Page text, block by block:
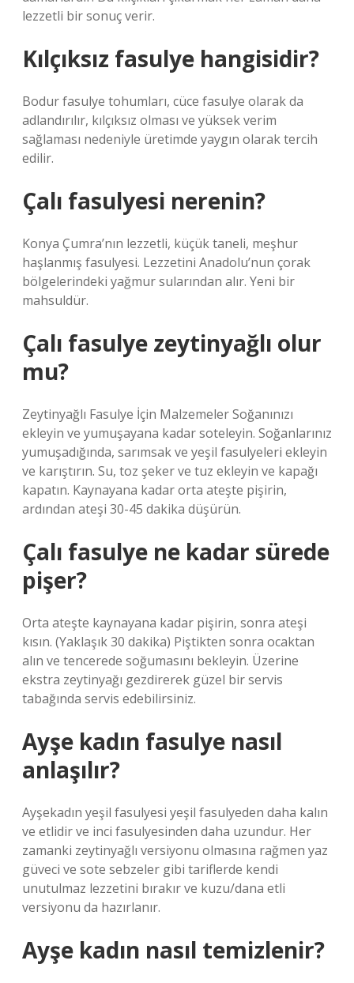
lezzetli bir sonuç verir.
Kılçıksız fasulye hangisidir?
Bodur fasulye tohumları, cüce fasulye olarak da
adlandırılır, kılçıksız olması ve yüksek verim
sağlaması nedeniyle üretimde yaygın olarak tercih
edilir.
Çalı fasulyesi nerenin?
Konya Çumra’nın lezzetli, küçük taneli, meşhur
haşlanmış fasulyesi. Lezzetini Anadolu’nun çorak
bölgelerindeki yağmur sularından alır. Yeni bir
mahsuldür.
Çalı fasulye zeytinyağlı olur
mu?
Zeytinyağlı Fasulye İçin Malzemeler Soğanınızı
ekleyin ve yumuşayana kadar soteleyin. Soğanlarınız
yumuşadığında, sarımsak ve yeşil fasulyeleri ekleyin
ve karıştırın. Su, toz şeker ve tuz ekleyin ve kapağı
kapatın. Kaynayana kadar orta ateşte pişirin,
ardından ateşi 30-45 dakika düşürün.
Çalı fasulye ne kadar sürede
pişer?
Orta ateşte kaynayana kadar pişirin, sonra ateşi
kısın. (Yaklaşık 30 dakika) Piştikten sonra ocaktan
alın ve tencerede soğumasını bekleyin. Üzerine
ekstra zeytinyağı gezdirerek güzel bir servis
tabağında servis edebilirsiniz.
Ayşe kadın fasulye nasıl
anlaşılır?
Ayşekadın yeşil fasulyesi yeşil fasulyeden daha kalın
ve etlidir ve inci fasulyesinden daha uzundur. Her
zamanki zeytinyağlı versiyonu olmasına rağmen yaz
güveci ve sote sebzeler gibi tariflerde kendi
unutulmaz lezzetini bırakır ve kuzu/dana etli
versiyonu da hazırlanır.
Ayşe kadın nasıl temizlenir?